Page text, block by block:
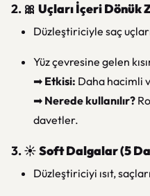
2. 🎀 Uçları İçeri Dönük
Düzleştiriciyle saç
Yüz çevresine gelen
➡ Etkisi: Daha hacimli
➡ Nerede kullanılır?
davetler.
3. ☀️Soft Dalgalar (5
Düzleştiriciyi ısıt,